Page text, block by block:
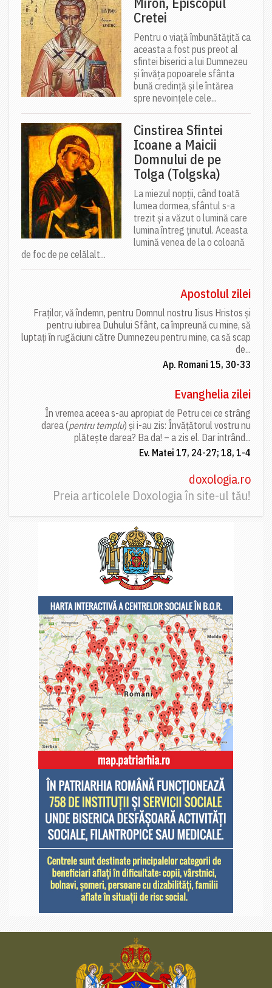
Cretei
Pentru o viață îmbunătățită ca
aceasta a fost pus preot al
sfintei biserici a lui Dumnezeu
și învăța popoarele sfânta
bună credință și le întărea
spre nevoințele cele...
Cinstirea Sfintei
Icoane a Maicii
Domnului de pe
Tolga (Tolgska)
La miezul nopții, când toată
lumea dormea, sfântul s-a
trezit și a văzut o lumină care
lumina întreg ținutul. Aceasta
lumină venea de la o coloană
de foc de pe celălalt...
Apostolul zilei
Fraților, vă îndemn, pentru Domnul nostru Iisus Hristos și
pentru iubirea Duhului Sfânt, ca împreună cu mine, să
luptați în rugăciuni către Dumnezeu pentru mine, ca să scap
de...
Ap. Romani 15, 30-33
Evanghelia zilei
În vremea aceea s-au apropiat de Petru cei ce strâng
darea (pentru templu) și i-au zis: Învățătorul vostru nu
plătește darea? Ba da! – a zis el. Dar intrând...
Ev. Matei 17, 24-27; 18, 1-4
doxologia.ro
Preia articolele Doxologia în site-ul tău!